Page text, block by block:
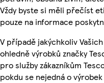
Vždy byste si měli přečíst
pouze na informace
V případě jakýchkoliv
ohledně výrobků značky
pro služby zákazníkům
pokdu se nejedná o výrobek